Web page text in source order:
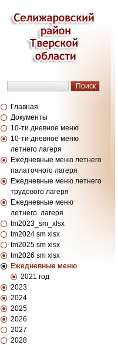
Главная
Документы
10-ти дневное меню
10-ти дневное меню
летнего лагеря
Ежедневные меню летнего
палаточного лагеря
Ежедневные меню летнего
трудового лагеря
Ежедневные меню
летнего лагеря
tm2023_sm_xlsx
tm2024 sm xlsx
tm2025 sm xlsx
tm2026 sm хlsх
Ежедневные меню
2021 год
2023
2024
2025
2026
2027
2028